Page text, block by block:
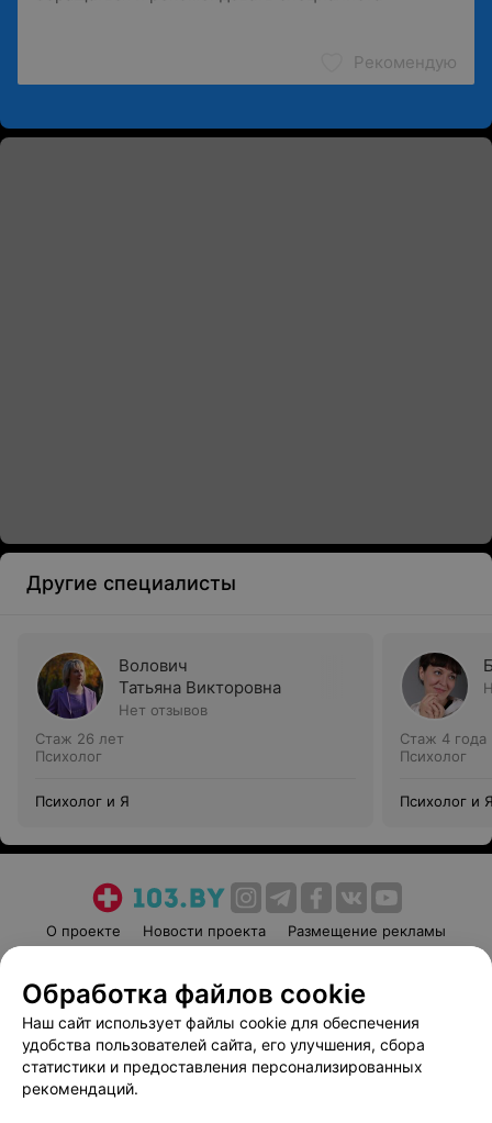
Рекомендую
Другие специалисты
Волович
Татьяна Викторовна
Нет отзывов
Стаж 26 лет
Психолог
Психолог и Я
Стаж 4 года
Психолог
Психолог и
О проекте Новости проекта
Размещение рекламы
Пользовательское соглашение
Способы оплаты
Вакансии
Партнеры
Написать руководителю 103.by
Обработка файлов cookie
Наш сайт использует файлы cookie для обеспечения
удобства пользователей сайта, его улучшения, сбора
статистики и предоставления персонализированных
рекомендаций.